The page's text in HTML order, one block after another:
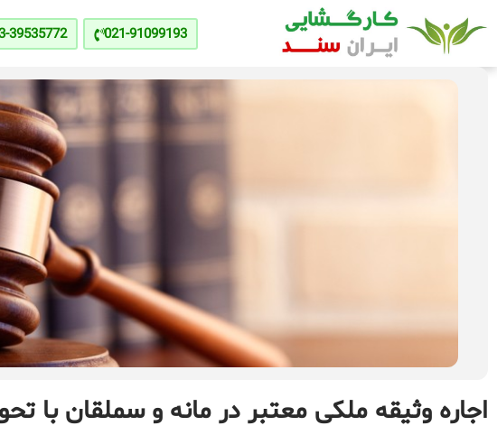
021-91099193
39535772
اجاره وثیقه ملکی معتبر در مانه و سملقان با